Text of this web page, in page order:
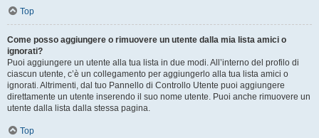
Top
Come posso aggiungere o rimuovere un utente dalla mia lista amici o
ignorati?
Puoi aggiungere un utente alla tua lista in due modi. All’interno del profilo di
ciascun utente, c’è un collegamento per aggiungerlo alla tua lista amici o
ignorati. Altrimenti, dal tuo Pannello di Controllo Utente puoi aggiungere
direttamente un utente inserendo il suo nome utente. Puoi anche rimuovere un
utente dalla lista dalla stessa pagina.
Top